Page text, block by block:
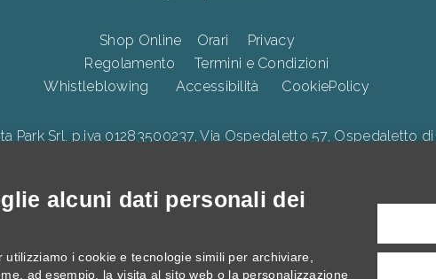
Shop Online Orari
Privacy
Regolamento
Termini e Condizioni
Whistleblowing
Accessibilità CookiePolicy
Park Srl. p.iva 01283500237, Via Ospedaletto 57, Ospedaletto
Quaranta, interventi di Innovazione digitale, Ecologica e di
alcuni dati personali dei
i cookie e tecnologie simili per archiviare,
ad esempio, la visita al sito web o la personalizzazione